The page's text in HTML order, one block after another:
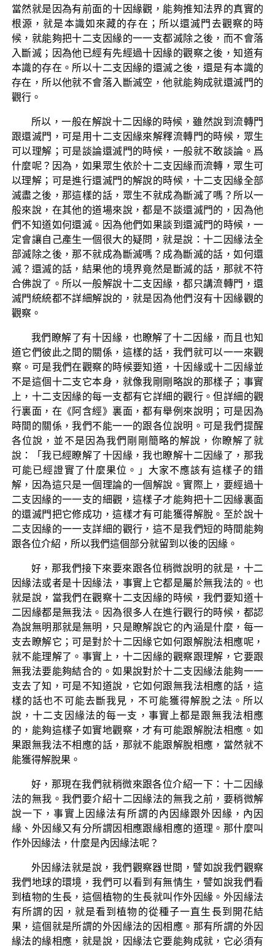
當然就是因為有前面的十因緣觀，能夠推知法界的真實的
根源，就是本識如來藏的存在；所以還滅門去觀察的時
候，就能夠把十二支因緣的一一支都滅除之後，而不會落
入斷滅；因為他已經有先經過十因緣的觀察之後，知道有
本識的存在。所以十二支因緣的還滅之後，還是有本識的
存在，所以他就不會落入斷滅空，他就能夠成就還滅門的
觀行。
所以，一般在解說十二因緣的時候，雖然說到流轉門
跟還滅門，可是用十二支因緣來解釋流轉門的時候，眾生
可以理解；可是談論還滅門的時候，一般就不敢談論。爲
什麼呢？因為，如果眾生依於十二支因緣而流轉，眾生可
以理解；可是進行還滅門的解說的時候，十二支因緣全部
滅盡之後，那這樣的話，眾生不就成為斷滅了嗎？所以一
般來說，在其他的道場來說，都是不談還滅門的，因為他
們不知道如何還滅。因為他們如果談到還滅門的時候，一
定會讓自己產生一個很大的疑問，就是說：十二因緣法全
部滅除之後，那不就成為斷滅嗎？成為斷滅的話，如何還
滅？還滅的話，結果他的境界竟然是斷滅的話，那就不符
合佛說了。所以一般解說十二支因緣，都只講流轉門，還
滅門統統都不詳細解說的，就是因為他們沒有十因緣觀的
觀察。
我們瞭解了有十因緣，也瞭解了十二因緣，而且也知
道它們彼此之間的關係，這樣的話，我們就可以一一來觀
察。可是我們在觀察的時候要知道，十因緣或十二因緣並
不是這個十二支它本身，就像我剛剛略說的那樣子；事實
上，十二支因緣的每一支都有它詳細的觀行。但詳細的觀
行裏面，在《阿含經》裏面，都有舉例來說明；可是因為
時間的關係，我們不能一一的跟各位說明。可是我們提醒
各位說，並不是因為我們剛剛簡略的解說，你瞭解了就
說：「我已經瞭解了十因緣，我也瞭解十二因緣了，那我
可能已經證實了什麼果位。」大家不應該有這樣子的錯
解，因為這只是一個理論的一個解說。實際上，要經過十
二支因緣的一一支的細觀，這樣子才能夠把十二因緣裏面
的還滅門把它修成功，這樣才有可能獲得解脫。至於說十
二支因緣的一一支詳細的觀行，這不是我們短的時間能夠
跟各位介紹，所以我們這個部分就留到以後的因緣。
好，那我們接下來要來跟各位稍微說明的就是，十二
因緣法或者是十因緣法，事實上它都是屬於無我法的。也
就是說，當我們在觀察十二支因緣的時候，我們要知道十
二因緣都是無我法。因為很多人在進行觀行的時候，都認
為說無明那就是無明，只是瞭解說它的內涵是什麼，每一
支去瞭解它；可是對於十二因緣它如何跟解脫法相應呢，
就不能理解了。事實上，十二因緣的觀察跟理解，它要跟
無我法要能夠結合的。如果說對於十二支因緣法能夠一一
支去了知，可是不知道說，它如何跟無我法相應的話，這
樣的話也不可能去斷我見，不可能獲得解脫之法。所以
說，十二支因緣法的每一支，事實上都是跟無我法相應
的，能夠這樣子如實地觀察，才有可能跟解脫法相應。如
果跟無我法不相應的話，那就不能跟解脫相應，當然就不
能獲得解脫果。
好，那現在我們就稍微來跟各位介紹一下：十二因緣
法的無我。我們要介紹十二因緣法的無我之前，要稍微解
說一下，事實上因緣法有所謂的內因緣跟外因緣，內因
緣、外因緣又有分所謂因相應跟緣相應的道理。那什麼叫
作外因緣法，什麼是內因緣法呢？
外因緣法就是說，我們觀察器世間，譬如說我們觀察
我們地球的環境，我們可以看到有無情生，譬如說我們看
到植物的生長，這個植物的生長就叫作外因緣。外因緣法
有所謂的因，就是看到植物的從種子一直生長到開花結
果，這個就是所謂的外因緣法的因相應。那有所謂的外因
緣法的緣相應，就是說，因緣法它要能夠成就，它必須有